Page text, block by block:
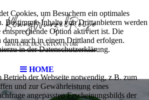
HOME
Cookies, um Besuchern ein optimales
Bestimmte Inhalte von Drittanbietern werden
Option aktiviert ist. Die
dann auch in einem Drittland erfolgen.
in der Datenschutzerklärung.
Betrieb der Webseite notwendig, z.B. zum
und zur Gewährleistung eines
angepassten Erscheinungsbilds der